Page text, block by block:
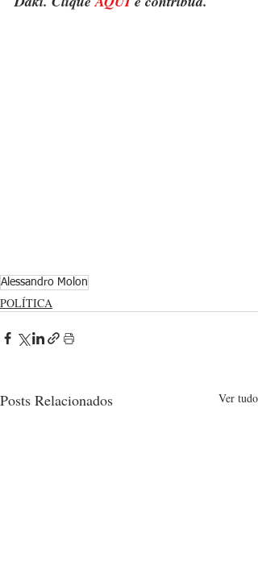
Alessandro Molon
POLÍTICA
Posts Relacionados Ver tudo